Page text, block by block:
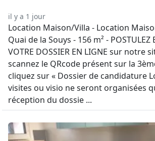
il y a 1 jour
Location Maison/Villa - Location
Quai de la Souys - 156 m² - POSTULEZ
VOTRE DOSSIER EN LIGNE sur notre
scannez le QRcode présent sur la
cliquez sur « Dossier de candidature
visites ou visio ne seront organisées
réception du dossie ...